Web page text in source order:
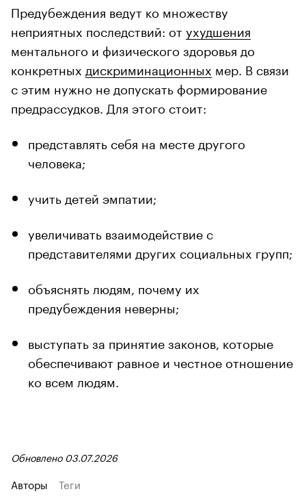
Предубеждения ведут ко множеству
неприятных последствий: отухудшения
ментального и физического здоровья до
конкретных дискриминационных мер. В связи
с этим нужно не допускать формирование
предрассудков. Для этого стоит:
представлять себя на месте другого
человека;
учить детей эмпатии;
увеличивать взаимодействие с
представителями других социальных групп;
объяснять людям, почему их
предубеждения неверны;
выступать за принятие законов, которые
обеспечивают равное и честное отношение
ко всем людям.
Обновлено 03.07.2026
Авторы Теги